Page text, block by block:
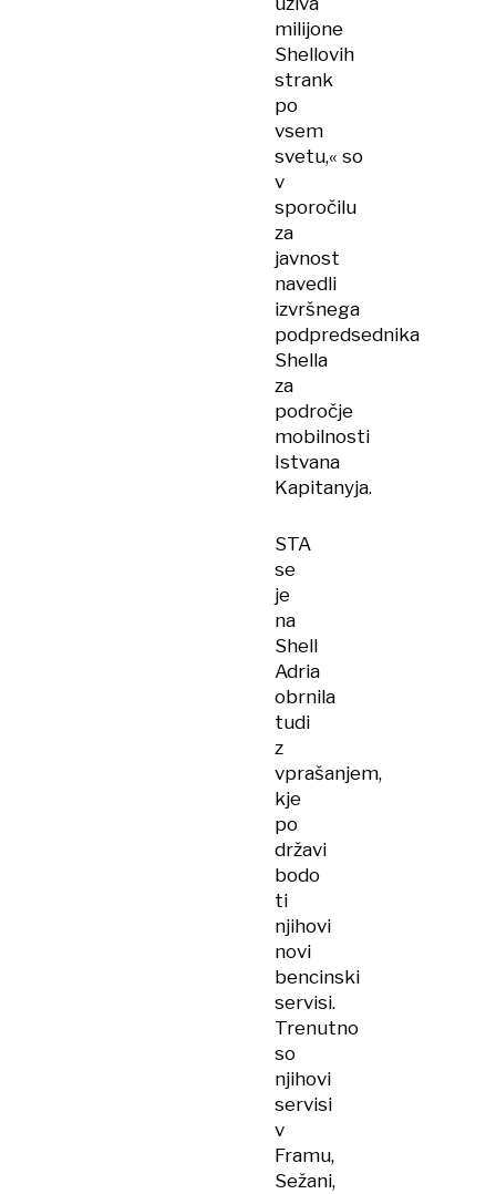
milijone
Shellovih
strank
po
vsem
svetu,« so
v
sporočilu
za
javnost
navedli
izvršnega
podpredsednika
Shella
za
področje
mobilnosti
Istvana
Kapitanyja.
STA
se
je
na
Shell
Adria
obrnila
tudi
z
vprašanjem,
kje
po
državi
bodo
ti
njihovi
novi
bencinski
servisi.
Trenutno
so
njihovi
servisi
v
Framu,
Sežani,